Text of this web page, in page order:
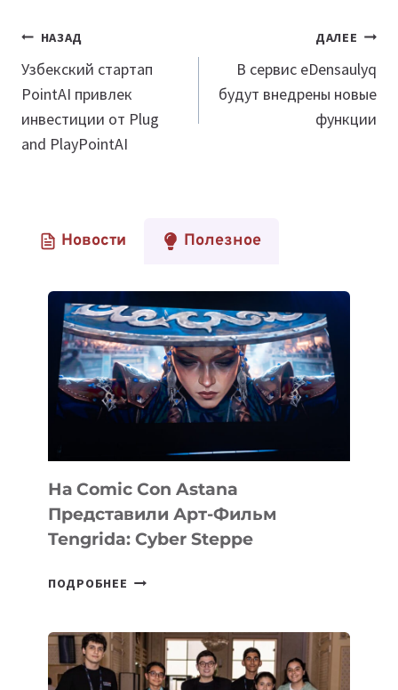
Навигация
по
записям
НАЗАД
Узбекский стартап
PointAI привлек
инвестиции от Plug
and PlayPointAI
ДАЛЕЕ
В сервис eDensaulyq
будут внедрены новые
функции
Новости Полезное
На Comic Con Astana
Представили Арт-Фильм
Tengrida: Cyber Steppe
ПОДРОБНЕЕ
ASTANA
ПРЕДСТАВИЛИ